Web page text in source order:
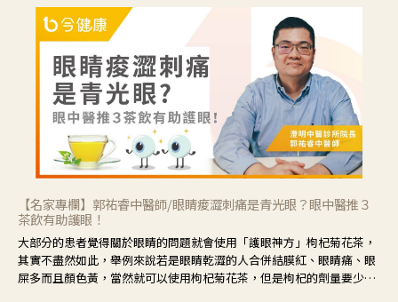
【名家專欄】郭祐睿中醫師/眼睛痠澀刺痛是青光眼？眼中醫推３
茶飲有助護眼！
大部分的患者覺得關於眼睛的問題就會使用「護眼神方」枸杞菊花茶，
其實不盡然如此，舉例來說若是眼睛乾澀的人合併結膜紅、眼睛痛、眼
屎多而且顏色黃，當然就可以使用枸杞菊花茶，但是枸杞的劑量要少，